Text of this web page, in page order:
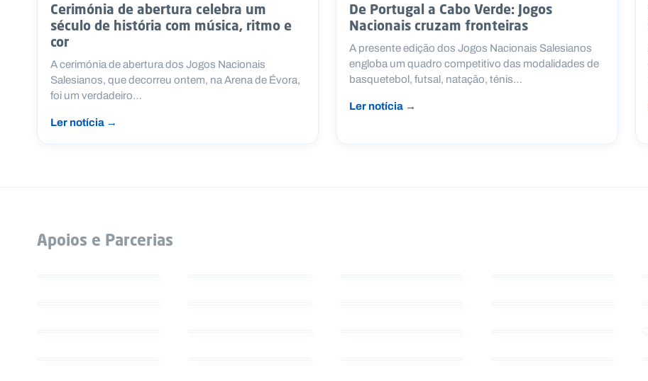
Cerimónia de abertura celebra um
século de história com música, ritmo e
cor
A cerimónia de abertura dos Jogos Nacionais
Salesianos, que decorreu ontem, na Arena de Évora,
foi um verdadeiro…
Ler notícia →
De Portugal a Cabo Verde: Jogos
Nacionais cruzam fronteiras
A presente edição dos Jogos Nacionais Salesianos
engloba um quadro competitivo das modalidades de
basquetebol, futsal, natação, ténis…
Ler notícia →
Apoios e Parcerias